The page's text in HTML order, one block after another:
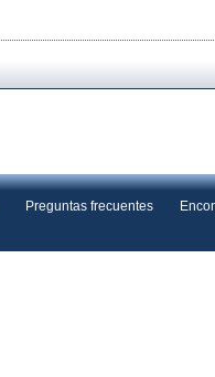
Preguntas frecuentes